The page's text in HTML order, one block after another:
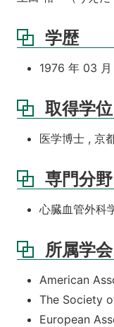
学歴
1976 年 03
取得学位
医学博士 , 京
専門分野
心臓血管外科
所属学会
American
The Society
European